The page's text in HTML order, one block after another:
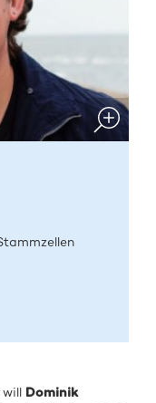
Dominik